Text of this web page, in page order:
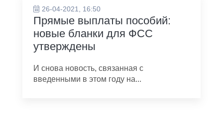
26-04-2021, 16:50
Прямые выплаты пособий:
новые бланки для ФСС
утверждены
И снова новость, связанная с
введенными в этом году на...